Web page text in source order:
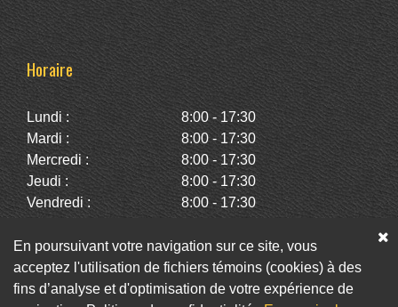
Horaire
Lundi :
8:00 - 17:30
Mardi :
8:00 - 17:30
Mercredi :
8:00 - 17:30
Jeudi :
8:00 - 17:30
Vendredi :
8:00 - 17:30
Dimanche :
Fermé
Facebook Twitter Infolettre
En poursuivant votre navigation sur ce site, vous
acceptez l'utilisation de fichiers témoins (cookies) à des
fins d’analyse et d'optimisation de votre expérience de